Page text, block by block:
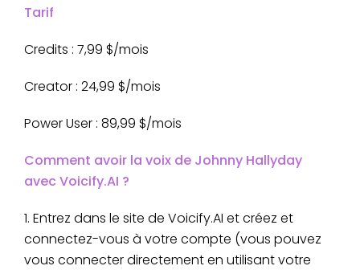
Tarif
Credits : 7,99 $/mois
Creator : 24,99 $/mois
Power User : 89,99 $/mois
Comment avoir la voix de Johnny Hallyday
avec Voicify.AI ?
1. Entrez dans le site de Voicify.AI et créez et
connectez-vous à votre compte (vous pouvez
vous connecter directement en utilisant votre